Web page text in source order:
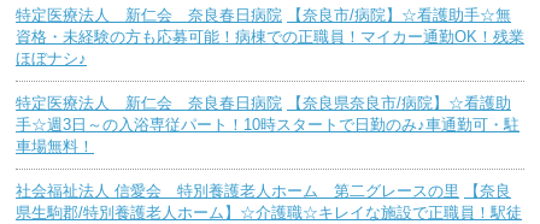
特定医療法人 新仁会 奈良春日病院
【奈良市/病院】☆看護助手☆無
資格・未経験の方も応募可能！病棟での正職員！マイカー通勤OK！残業
ほぼナシ♪
特定医療法人 新仁会 奈良春日病院
【奈良県奈良市/病院】☆看護助
手☆週3日～の入浴専従パート！10時スタートで日勤のみ♪車通勤可・駐
車場無料！
社会福祉法人 信愛会 特別養護老人ホーム 第二グレースの里
【奈良
県生駒郡/特別養護老人ホーム】☆介護職☆キレイな施設で正職員！駅徒